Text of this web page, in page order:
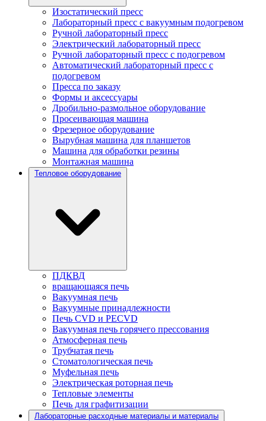
Изостатический пресс
Лабораторный пресс с вакуумным подогревом
Ручной лабораторный пресс
Электрический лабораторный пресс
Ручной лабораторный пресс с подогревом
Автоматический лабораторный пресс с
подогревом
Пресса по заказу
Формы и аксессуары
Дробильно-размольное оборудование
Просеивающая машина
Фрезерное оборудование
Вырубная машина для планшетов
Машина для обработки резины
Монтажная машина
Тепловое оборудование
ПДКВД
вращающаяся печь
Вакуумная печь
Вакуумные принадлежности
Печь CVD и PECVD
Вакуумная печь горячего прессования
Атмосферная печь
Трубчатая печь
Стоматологическая печь
Муфельная печь
Электрическая роторная печь
Тепловые элементы
Печь для графитизации
Лабораторные расходные материалы и материалы